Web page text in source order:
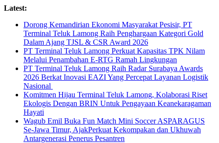
Skip
content
Latest:
Dorong Kemandirian Ekonomi Masyarakat Pesisir, PT
Terminal Teluk Lamong Raih Penghargaan Kategori Gold
Dalam Ajang TJSL & CSR Award 2026
PT Terminal Teluk Lamong Perkuat Kapasitas TPK Nilam
Melalui Penambahan E-RTG Ramah Lingkungan
PT Terminal Teluk Lamong Raih Radar Surabaya Awards
2026 Berkat Inovasi EAZI Yang Percepat Layanan Logistik
Nasional
Komitmen Hijau Terminal Teluk Lamong, Kolaborasi Riset
Ekologis Dengan BRIN Untuk Pengayaan Keanekaragaman
Hayati
Wagub Emil Buka Fun Match Mini Soccer ASPARAGUS
Se-Jawa Timur, AjakPerkuat Kekompakan dan Ukhuwah
Antargenerasi Penerus Pesantren